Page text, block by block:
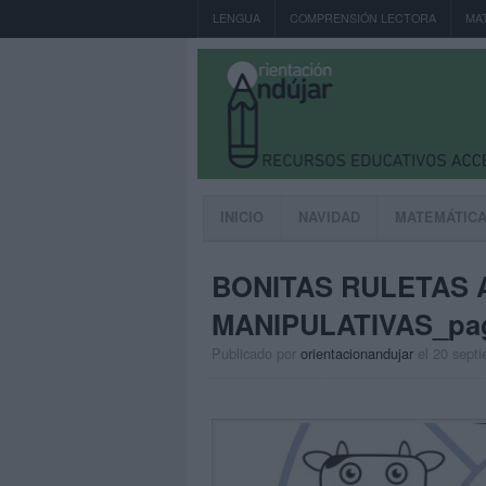
LENGUA COMPRENSIÓN LECTORA
INICIO NAVIDAD
BONITAS RULETAS
Publicado por orientacionandujar el 20